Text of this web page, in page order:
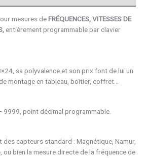
mesures deFRÉQUENCES, VITESSES DE
entièrement programmable par clavier
sa polyvalence et son prix font de lui un
montage en tableau, boîtier, coffret…
9999, point décimal programmable.
capteurs standard : Magnétique, Namur,
ou bien la mesure directe de la fréquence de